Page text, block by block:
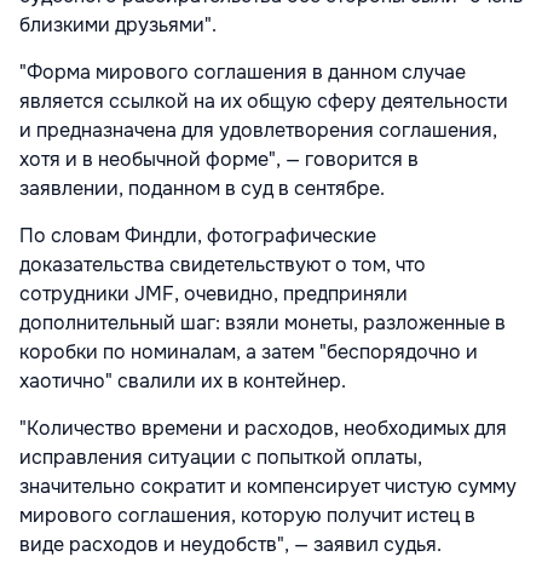
близкими друзьями".
"Форма мирового соглашения в данном случае
является ссылкой на их общую сферу деятельности
и предназначена для удовлетворения соглашения,
хотя и в необычной форме", — говорится в
заявлении, поданном в суд в сентябре.
По словам Финдли, фотографические
доказательства свидетельствуют о том, что
сотрудники JMF, очевидно, предприняли
дополнительный шаг: взяли монеты, разложенные в
коробки по номиналам, а затем "беспорядочно и
хаотично" свалили их в контейнер.
"Количество времени и расходов, необходимых для
исправления ситуации с попыткой оплаты,
значительно сократит и компенсирует чистую сумму
мирового соглашения, которую получит истец в
виде расходов и неудобств", — заявил судья.